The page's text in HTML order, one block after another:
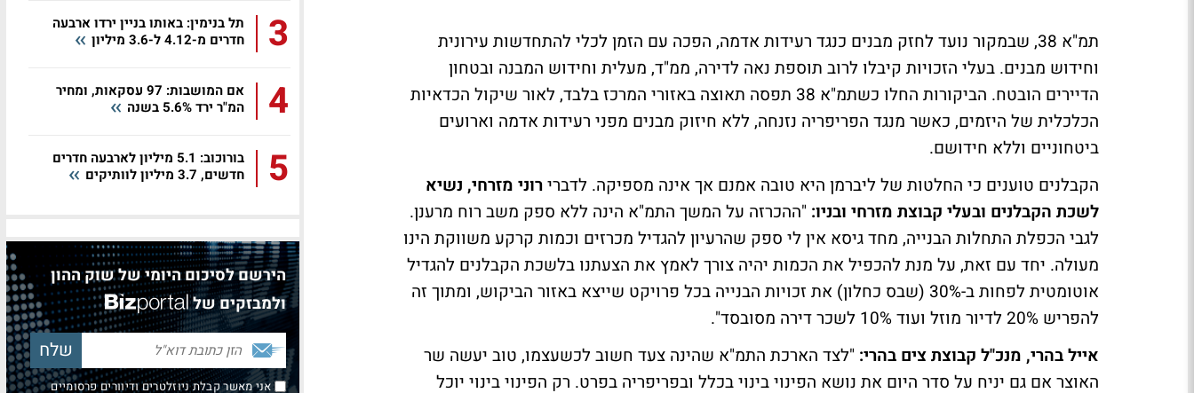
תמ"א 38, שבמקור נועד לחזק מבנים כנגד רעידות אדמה, הפכה עם הזמן לכלי להתחדשות עירונית
וחידוש מבנים. בעלי הזכויות קיבלו לרוב תוספת נאה לדירה, ממ"ד, מעלית וחידוש המבנה ובטחון
הדיירים הובטח. הביקורות החלו כשתמ"א 38 תפסה תאוצה באזורי המרכז בלבד, לאור שיקול הכדאיות
הכלכלית של היזמים, כאשר מנגד הפריפריה נזנחה, ללא חיזוק מבנים מפני רעידות אדמה וארועים
ביטחוניים וללא חידושם.
הקבלנים טוענים כי החלטות של ליברמן היא טובה אמנם אך אינה מספיקה. לדברירוני מזרחי, נשיא
לשכת הקבלנים ובעלי קבוצת מזרחי ובניו: "ההכרזה על המשך התמ"א הינה ללא ספק משב רוח מרענן.
לגבי הכפלת התחלות הבנייה, מחד גיסא אין לי ספק שהרעיון להגדיל מכרזים וכמות קרקע משווקת הינו
מעולה. יחד עם זאת, על מנת להכפיל את הכמות יהיה צורך לאמץ את הצעתנו בלשכת הקבלנים להגדיל
אוטומטית לפחות ב-30% (שבס כחלון) את זכויות הבנייה בכל פרויקט שייצא באזור הביקוש, ומתוך זה
להפריש 20% לדיור מוזל ועוד 10% לשכר דירה מסובסד".
אייל בהרי, מנכ"ל קבוצת צים בהרי: "לצד הארכת התמ"א שהינה צעד חשוב לכשעצמו, טוב יעשה שר
האוצר אם גם יניח על סדר היום את נושא הפינוי בינוי בכלל ובפריפריה בפרט. רק הפינוי בינוי יוכל
3
תל בנימין: באותו בניין ירדו ארבעה
חדרים מ-4.12 ל-3.6 מיליון
4
אם המושבות: 97 עסקאות, ומחיר
המ"ר ירד 5.6% בשנה
5
בורוכוב: 5.1 מיליון לארבעה חדרים
חדשים, 3.7 מיליון לוותיקים
הירשם לסיכום היומי של שוק ההון
ולמבזקים של
אני מאשר קבלת ניוזלטרים ודיוורים פרסומיים